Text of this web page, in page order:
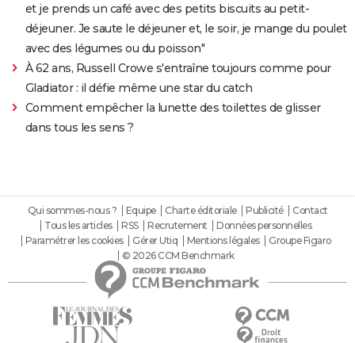
et je prends un café avec des petits biscuits au petit-
déjeuner. Je saute le déjeuner et, le soir, je mange du poulet
avec des légumes ou du poisson"
À 62 ans, Russell Crowe s'entraîne toujours comme pour
Gladiator : il défie même une star du catch
Comment empêcher la lunette des toilettes de glisser
dans tous les sens ?
Qui sommes-nous ? Equipe Charte éditoriale Publicité
Contact
Tous les articles
RSS Recrutement
Données personnelles
Paramétrer les cookies
Gérer Utiq Mentions légales
Groupe Figaro
© 2026 CCM Benchmark